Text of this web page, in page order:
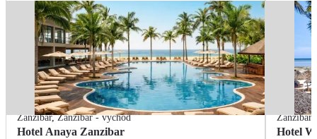
Zanzibar,Zanzibar - východ
Hotel Anaya Zanzibar
Zanzibar
Hotel